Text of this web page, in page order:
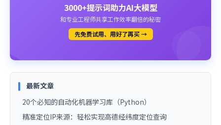
3000+提示词助力AI大模型
和专业工程师共享工作效率翻倍的秘密
先免费试用、用好了再买 →
最新文章
20个必知的自动化机器学习库（Python）
精准定位IP来源：轻松实现高德经纬度定位查询